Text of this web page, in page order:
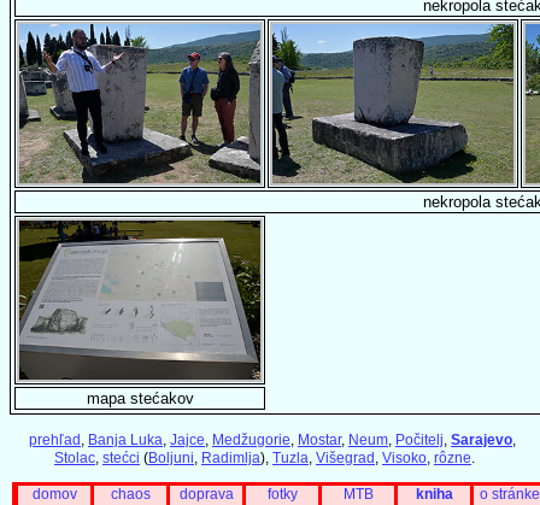
nekropola
nekropola
mapa stećakov
prehľad , Banja Luka, Jajce, Medžugorie, Mostar, Neum, Počitelj, Sarajevo,
Stolac, stećci (Boljuni, Radimlja), Tuzla, Višegrad , Visoko, rôzne.
domov chaos doprava fotky MTB kniha o stránke